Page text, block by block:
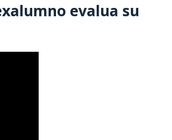
evalua su